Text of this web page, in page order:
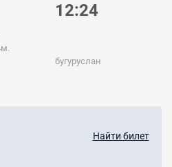
12:24
бугуруслан
Найти билет